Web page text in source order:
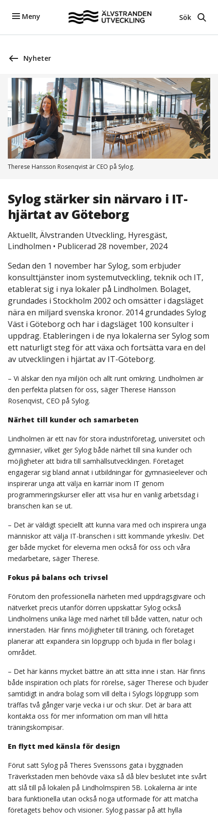
Meny Sök
Nyheter
Therese Hansson Rosenqvist är CEO på Sylog.
Sylog stärker sin närvaro i IT-
hjärtat av Göteborg
Aktuellt, Älvstranden Utveckling, Hyresgäst,
Lindholmen • Publicerad 28 november, 2024
Sedan den 1 november har Sylog, som erbjuder
konsulttjänster inom systemutveckling, teknik och IT,
etablerat sig i nya lokaler på Lindholmen. Bolaget,
grundades i Stockholm 2002 och omsätter i dagsläget
nära en miljard svenska kronor. 2014 grundades Sylog
Väst i Göteborg och har i dagsläget 100 konsulter i
uppdrag. Etableringen i de nya lokalerna ser Sylog som
ett naturligt steg för att växa och fortsätta vara en del
av utvecklingen i hjärtat av IT-Göteborg.
– Vi älskar den nya miljön och allt runt omkring. Lindholmen är
den perfekta platsen för oss, säger Therese Hansson
Rosenqvist, CEO på Sylog.
Närhet till kunder och samarbeten
Lindholmen är ett nav för stora industriföretag, universitet och
gymnasier, vilket ger Sylog både närhet till sina kunder och
möjligheter att bidra till samhällsutvecklingen. Företaget
engagerar sig bland annat i utbildningar för gymnasieelever och
inspirerar unga att välja en karriär inom IT genom
programmeringskurser eller att visa hur en vanlig arbetsdag i
branschen kan se ut.
– Det är väldigt speciellt att kunna vara med och inspirera unga
människor att välja IT-branschen i sitt kommande yrkesliv. Det
ger både mycket för eleverna men också för oss och våra
medarbetare, säger Therese.
Fokus på balans och trivsel
Förutom den professionella närheten med uppdragsgivare och
nätverket precis utanför dörren uppskattar Sylog också
Lindholmens unika läge med närhet till både vatten, natur och
innerstaden. Här finns möjligheter till träning, och företaget
planerar att expandera sin löpgrupp och bjuda in fler bolag i
området.
– Det här känns mycket bättre än att sitta inne i stan. Här finns
både inspiration och plats för rörelse, säger Therese och bjuder
samtidigt in andra bolag som vill delta i Sylogs löpgrupp som
träffas två gånger varje vecka i ur och skur. Det är bara att
kontakta oss för mer information om man vill hitta
träningskompisar.
En flytt med känsla för design
Förut satt Sylog på Theres Svenssons gata i byggnaden
Träverkstaden men behövde växa så då blev beslutet inte svårt
att slå till på lokalen på Lindholmspiren 5B. Lokalerna är inte
bara funktionella utan också noga utformade för att matcha
företagets behov och visioner. Sylog passar på att hylla